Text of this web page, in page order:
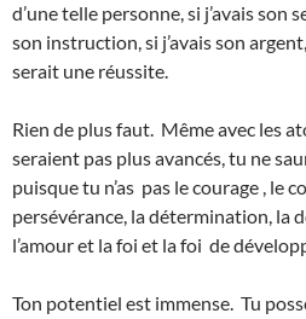
d’une telle personne, si j’avais son
son instruction, si j’avais son
serait une réussite.
Rien de plus faut. Même avec les
seraient pas plus avancés, tu ne
puisque tu n’as pas le courage , le
persévérance, la détermination, la
l’amour et la foi et la foi de
Ton potentiel est immense. Tu